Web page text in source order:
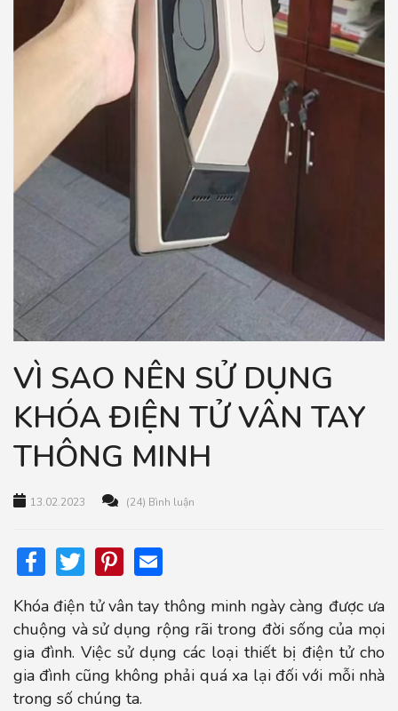
VÌ SAO NÊN SỬ DỤNG
KHÓA ĐIỆN TỬ VÂN TAY
THÔNG MINH
13.02.2023 (24) Bình luận
Facebook
TwitterPinterest
Khóa điện tử vân tay thông minh ngày càng được ưa
chuộng và sử dụng rộng rãi trong đời sống của mọi
gia đình. Việc sử dụng các loại thiết bị điện tử cho
gia đình cũng không phải quá xa lại đối với mỗi nhà
trong số chúng ta.